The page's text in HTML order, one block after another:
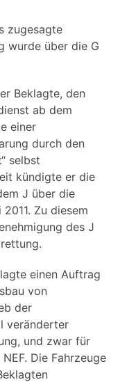
zugesagte
wurde über die G
Beklagte, den
ab dem
einer
durch den
selbst
kündigte er die
J über die
Zu diesem
des J
einen Auftrag
von
der
veränderter
und zwar für
Die Fahrzeuge